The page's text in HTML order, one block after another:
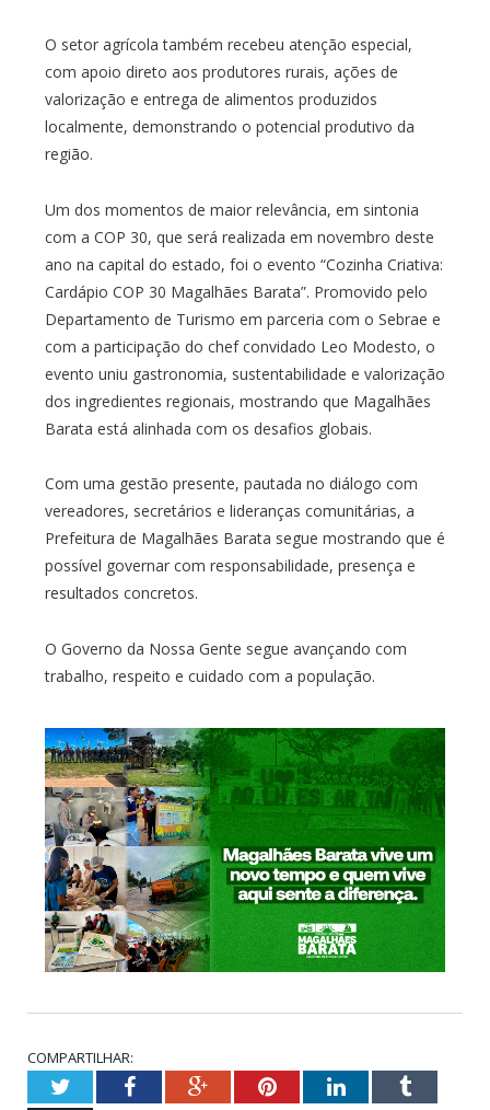
O setor agrícola também recebeu atenção especial,
com apoio direto aos produtores rurais, ações de
valorização e entrega de alimentos produzidos
localmente, demonstrando o potencial produtivo da
região.
Um dos momentos de maior relevância, em sintonia
com a COP 30, que será realizada em novembro deste
ano na capital do estado, foi o evento “Cozinha Criativa:
Cardápio COP 30 Magalhães Barata”. Promovido pelo
Departamento de Turismo em parceria com o Sebrae e
com a participação do chef convidado Leo Modesto, o
evento uniu gastronomia, sustentabilidade e valorização
dos ingredientes regionais, mostrando que Magalhães
Barata está alinhada com os desafios globais.
Com uma gestão presente, pautada no diálogo com
vereadores, secretários e lideranças comunitárias, a
Prefeitura de Magalhães Barata segue mostrando que é
possível governar com responsabilidade, presença e
resultados concretos.
O Governo da Nossa Gente segue avançando com
trabalho, respeito e cuidado com a população.
COMPARTILHAR:
TwitterFacebookGoogle+PinterestLinkedInTumblr